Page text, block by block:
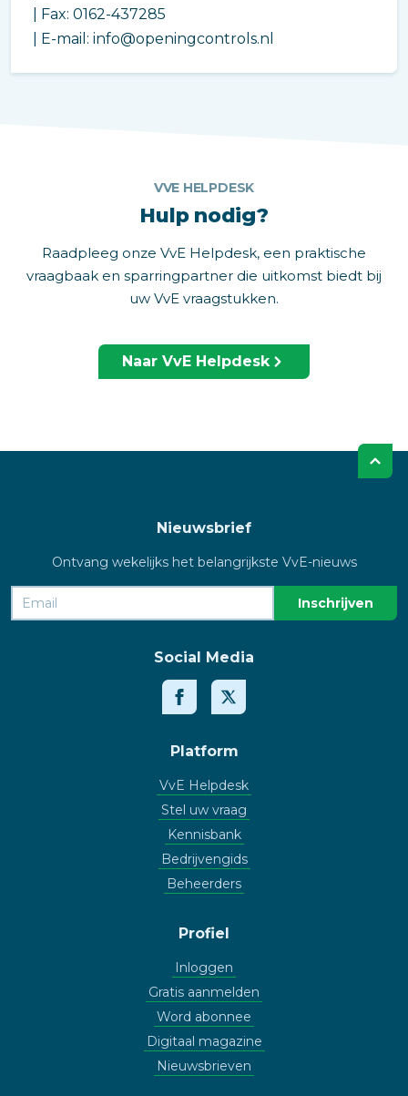
| Fax: 0162-437285
| E-mail: info@openingcontrols.nl
VVE HELPDESK
Hulp nodig?
Raadpleeg onze VvE Helpdesk, een praktische
vraagbaak en sparringpartner die uitkomst biedt bij
uw VvE vraagstukken.
Naar VvE Helpdesk
Nieuwsbrief
Ontvang wekelijks het belangrijkste VvE-nieuws
Social Media
Platform
VvE Helpdesk
Stel uw vraag
Kennisbank
Bedrijvengids
Beheerders
Profiel
Inloggen
Gratis aanmelden
Word abonnee
Digitaal magazine
Nieuwsbrieven